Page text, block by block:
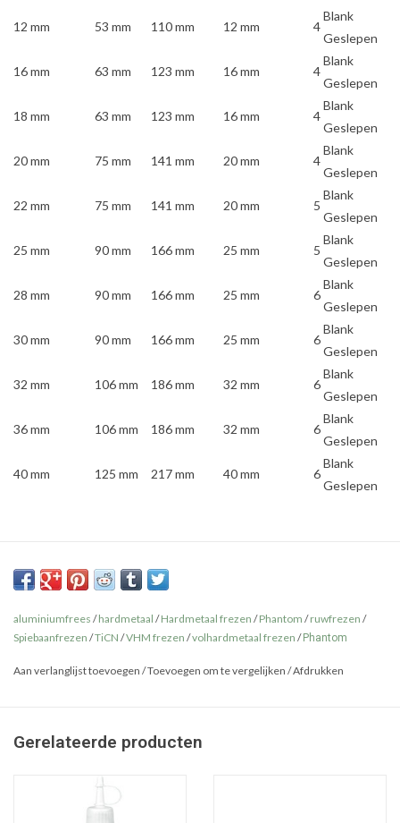
12 mm 53 mm 110 mm 12 mm 4
Blank
Geslepen
16 mm 63 mm 123 mm 16 mm 4
Blank
Geslepen
18 mm 63 mm 123 mm 16 mm 4
Blank
Geslepen
20 mm 75 mm 141 mm 20 mm 4
Blank
Geslepen
22 mm 75 mm 141 mm 20 mm 5
Blank
Geslepen
25 mm 90 mm 166 mm 25 mm 5
Blank
Geslepen
28 mm 90 mm 166 mm 25 mm 6
Blank
Geslepen
30 mm 90 mm 166 mm 25 mm 6
Blank
Geslepen
32 mm 106 mm 186 mm 32 mm 6
Blank
Geslepen
36 mm 106 mm 186 mm 32 mm 6
Blank
Geslepen
40 mm 125 mm 217 mm 40 mm 6
Blank
Geslepen
aluminiumfrees /hardmetaal /Hardmetaal frezen /Phantom /ruwfrezen /
Spiebaanfrezen /TiCN /VHM frezen /volhardmetaal frezen / Phantom
Aan verlanglijst toevoegen /Toevoegen om te vergelijken /Afdrukken
Gerelateerde producten